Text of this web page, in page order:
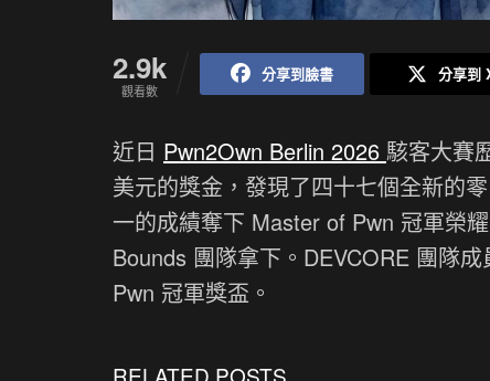
2.9k
觀看數
分享到臉書 分享到
近日 Pwn2Own Berlin 2026 駭客大賽
美元的獎金，發現了四十七個全新的
一的成績奪下 Master of Pwn 冠軍榮
Bounds 團隊拿下。DEVCORE 團隊
Pwn 冠軍獎盃。